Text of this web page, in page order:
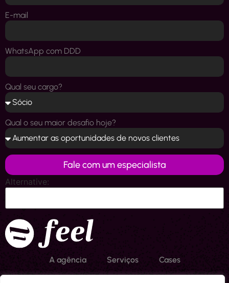
E-mail
WhatsApp com DDD
Qual seu cargo?
Qual o seu maior desafio hoje?
Fale com um especialista
Alternative:
A agência Serviços Cases